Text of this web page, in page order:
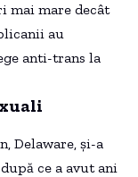
mai mare decât
au
anti-trans la
Delaware, şi-a
ce a avut ani